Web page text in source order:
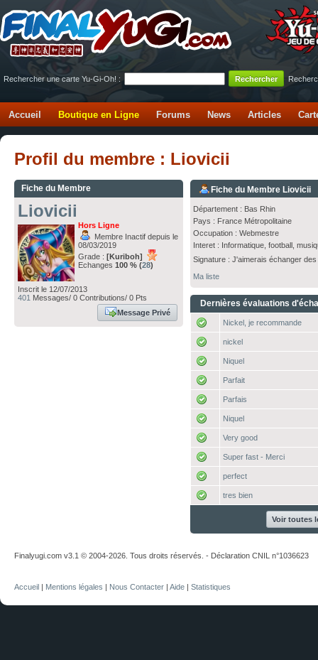
Rechercher une carte Yu-Gi-Oh! :
Accueil Boutique en Ligne Forums News Articles
Profil du membre : Liovicii
Fiche du Membre
Liovicii
Hors Ligne
Membre Inactif depuis le
08/03/2019
Grade : [Kuriboh]
Echanges 100 % (28)
Inscrit le 12/07/2013
401 Messages/ 0 Contributions/ 0 Pts
Message Privé
Fiche du Membre Liovicii
Département : Bas Rhin
Pays : France Métropolitaine
Occupation : Webmestre
Interet : Informatique, football,
Signature : J'aimerais échanger
Ma liste
Dernières évaluations
Nickel, je recommande
nickel
Niquel
Parfait
Parfais
Niquel
Very good
Super fast - Merci
perfect
tres bien
Voir toutes
Finalyugi.com v3.1 © 2004-2026. Tous droits réservés. - Déclaration CNIL n°1036623
Accueil | Mentions légales | Nous Contacter | Aide | Statistiques